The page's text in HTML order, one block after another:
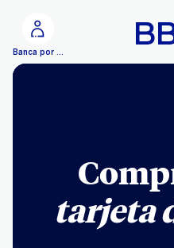
Banca por Internet
tarjeta